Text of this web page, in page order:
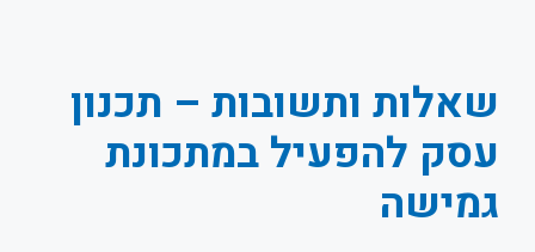
שאלות ותשובות – תכנון
עסק להפעיל במתכונת
גמישה